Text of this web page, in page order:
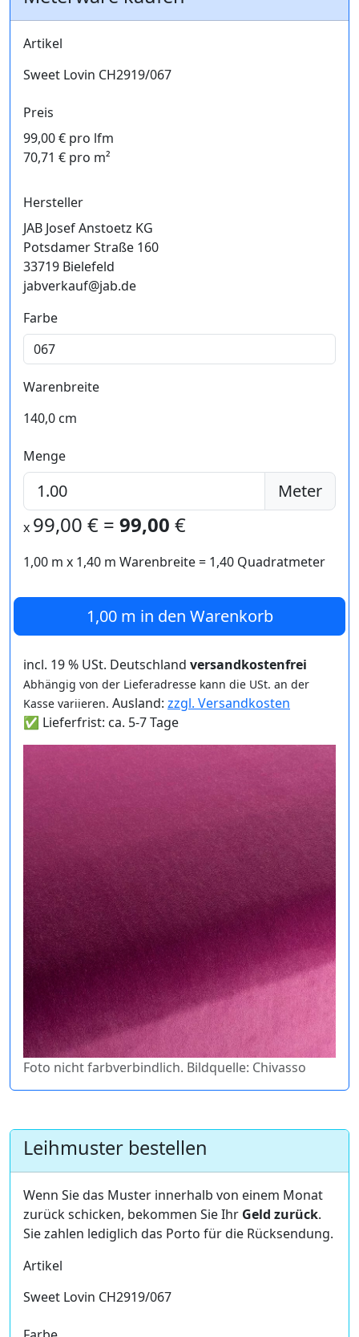
Artikel
Sweet Lovin CH2919/067
Preis
99,00 € pro lfm
70,71 € pro m²
Hersteller
JAB Josef Anstoetz KG
Potsdamer Straße 160
33719 Bielefeld
jabverkauf@jab.de
Farbe
Warenbreite
140,0 cm
Menge
Meter
x 99,00 € = 99,00 €
1,00 m x 1,40 m Warenbreite = 1,40 Quadratmeter
1,00 m in den Warenkorb
incl. 19 % USt. Deutschland versandkostenfrei
Abhängig von der Lieferadresse kann die USt. an der
Kasse variieren. Ausland: zzgl. Versandkosten
✅ Lieferfrist: ca. 5-7 Tage
Foto nicht farbverbindlich. Bildquelle: Chivasso
Leihmuster bestellen
Wenn Sie das Muster innerhalb von einem Monat
zurück schicken, bekommen Sie Ihr Geld zurück.
Sie zahlen lediglich das Porto für die Rücksendung.
Artikel
Sweet Lovin CH2919/067